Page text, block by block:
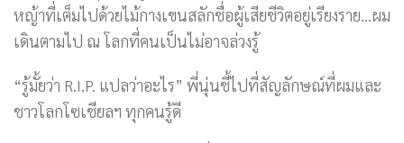
หญ้าที่เต็มไปด้วยไม้กางเขนสลักชื่อผู้เสียชีวิตอยู่เรียงราย…ผม
เดินตามไป ณ โลกที่คนเป็นไม่อาจล่วงรู้
“รู้มั้ยว่า R.I.P. แปลว่าอะไร” พี่นุ่นชี้ไปที่สัญลักษณ์ที่ผมและ
ชาวโลกโซเชียลฯ ทุกคนรู้ดี